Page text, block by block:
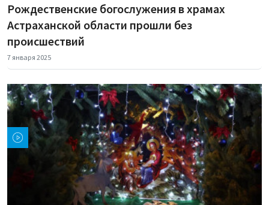
Рождественские богослужения в храмах
Астраханской области прошли без
происшествий
7 января 2025